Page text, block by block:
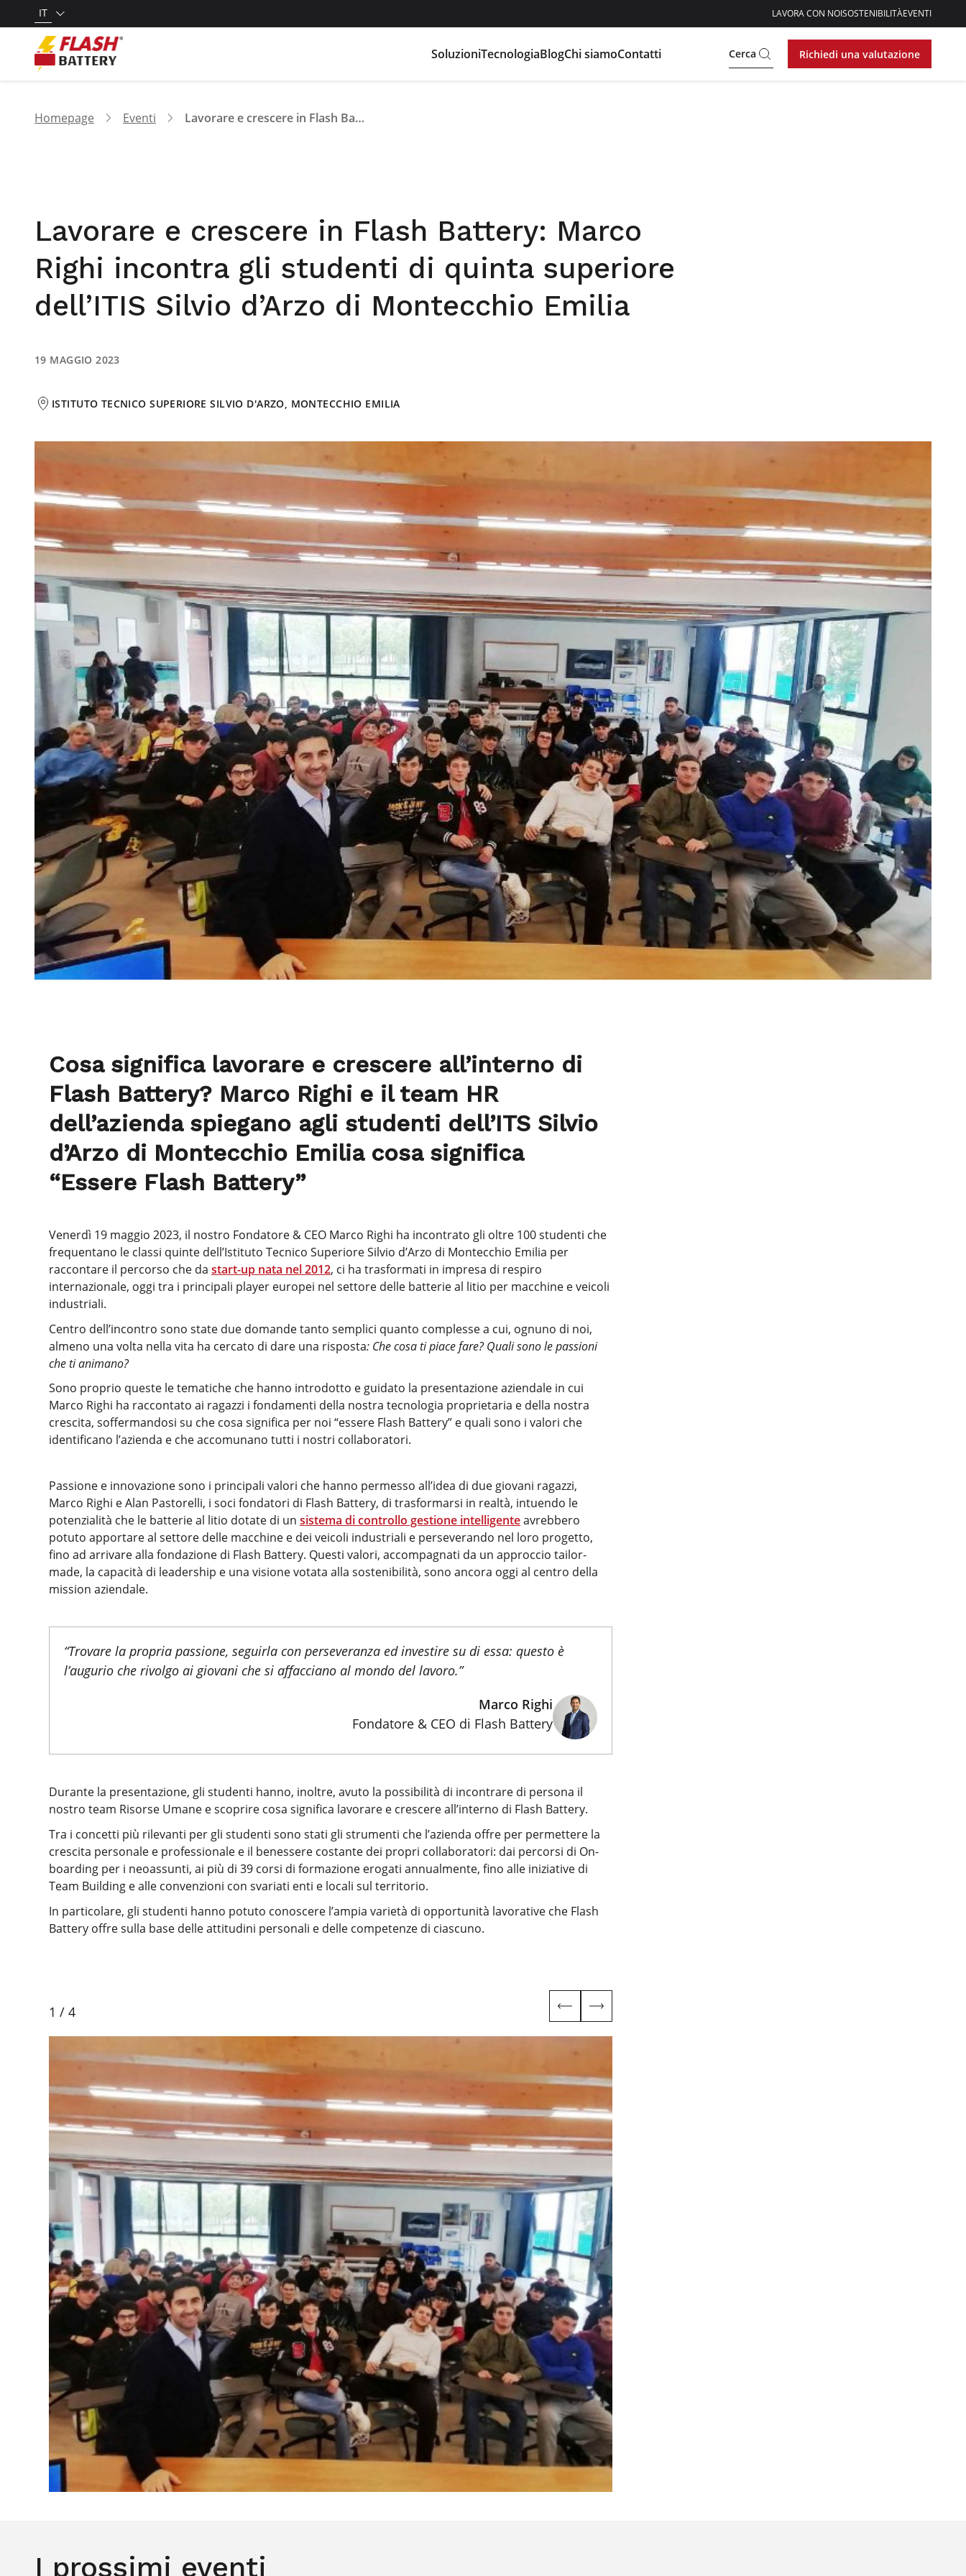
IT LAVORA CON NOISOSTENIBILITÀEVENTI
SoluzioniTecnologiaBlogChi siamoContatti Cerca Richiedi una valutazione
Homepage Eventi Lavorare e crescere in Flash Battery: Marco Righi incontra gli studenti di quinta superiore dell’ITIS Silvio d’Arzo di Montecchio Emilia
Lavorare e crescere in Flash Battery: Marco
Righi incontra gli studenti di quinta superiore
dell’ITIS Silvio d’Arzo di Montecchio Emilia
19 MAGGIO 2023
ISTITUTO TECNICO SUPERIORE SILVIO D'ARZO, MONTECCHIO EMILIA
Cosa significa lavorare e crescere all’interno di
Flash Battery? Marco Righi e il team HR
dell’azienda spiegano agli studenti dell’ITS Silvio
d’Arzo di Montecchio Emilia cosa significa
“Essere Flash Battery”
Venerdì 19 maggio 2023, il nostro Fondatore & CEO Marco Righi ha incontrato gli oltre 100 studenti che
frequentano le classi quinte dell’Istituto Tecnico Superiore Silvio d’Arzo di Montecchio Emilia per
raccontare il percorso che da start-up nata nel 2012, ci ha trasformati in impresa di respiro
internazionale, oggi tra i principali player europei nel settore delle batterie al litio per macchine e veicoli
industriali.
Centro dell’incontro sono state due domande tanto semplici quanto complesse a cui, ognuno di noi,
almeno una volta nella vita ha cercato di dare una risposta: Che cosa ti piace fare? Quali sono le passioni
che ti animano?
Sono proprio queste le tematiche che hanno introdotto e guidato la presentazione aziendale in cui
Marco Righi ha raccontato ai ragazzi i fondamenti della nostra tecnologia proprietaria e della nostra
crescita, soffermandosi su che cosa significa per noi “essere Flash Battery” e quali sono i valori che
identificano l’azienda e che accomunano tutti i nostri collaboratori.
Passione e innovazione sono i principali valori che hanno permesso all’idea di due giovani ragazzi,
Marco Righi e Alan Pastorelli, i soci fondatori di Flash Battery, di trasformarsi in realtà, intuendo le
potenzialità che le batterie al litio dotate di un sistema di controllo gestione intelligenteavrebbero
potuto apportare al settore delle macchine e dei veicoli industriali e perseverando nel loro progetto,
fino ad arrivare alla fondazione di Flash Battery. Questi valori, accompagnati da un approccio tailor-
made, la capacità di leadership e una visione votata alla sostenibilità, sono ancora oggi al centro della
mission aziendale.
“Trovare la propria passione, seguirla con perseveranza ed investire su di essa: questo è
l’augurio che rivolgo ai giovani che si affacciano al mondo del lavoro.”
Marco Righi
Fondatore & CEO di Flash Battery
Durante la presentazione, gli studenti hanno, inoltre, avuto la possibilità di incontrare di persona il
nostro team Risorse Umane e scoprire cosa significa lavorare e crescere all’interno di Flash Battery.
Tra i concetti più rilevanti per gli studenti sono stati gli strumenti che l’azienda offre per permettere la
crescita personale e professionale e il benessere costante dei propri collaboratori: dai percorsi di On-
boarding per i neoassunti, ai più di 39 corsi di formazione erogati annualmente, fino alle iniziative di
Team Building e alle convenzioni con svariati enti e locali sul territorio.
In particolare, gli studenti hanno potuto conoscere l’ampia varietà di opportunità lavorative che Flash
Battery offre sulla base delle attitudini personali e delle competenze di ciascuno.
1 / 4
I prossimi eventi